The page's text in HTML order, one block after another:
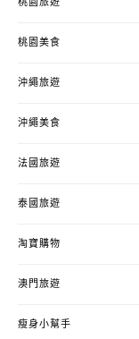
桃園旅遊
桃園美食
沖繩旅遊
沖繩美食
法國旅遊
泰國旅遊
淘寶購物
澳門旅遊
瘦身小幫手